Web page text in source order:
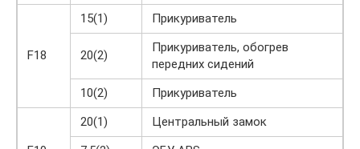
F18
15(1) Прикуриватель
20(2)
Прикуриватель, обогрев
передних сидений
10(2)
Прикуриватель
20(1)
Центральный замок